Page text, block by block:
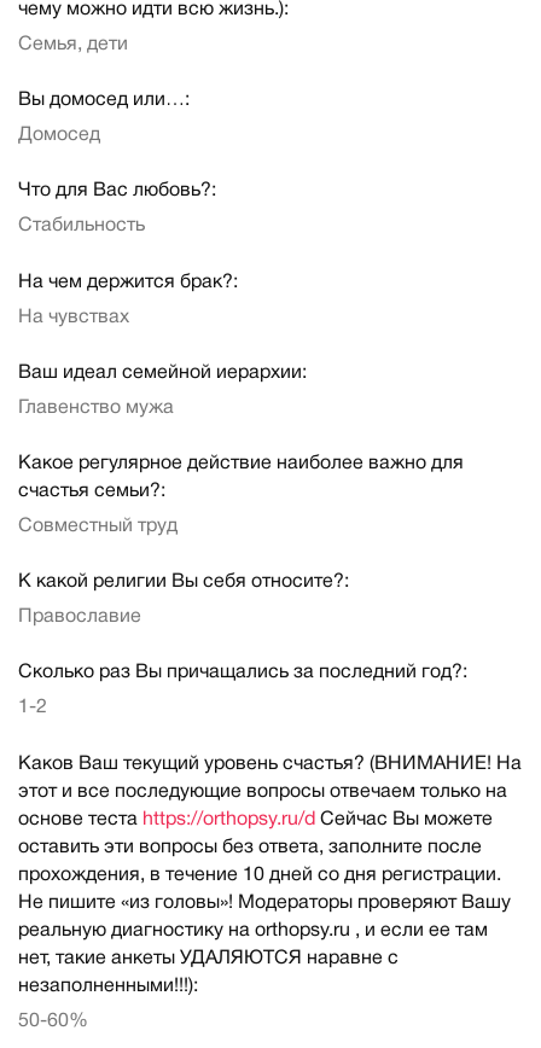
чему можно идти всю жизнь.):
Семья, дети
Вы домосед или…:
Домосед
Что для Вас любовь?:
Стабильность
На чем держится брак?:
На чувствах
Ваш идеал семейной иерархии:
Главенство мужа
Какое регулярное действие наиболее важно для
счастья семьи?:
Совместный труд
К какой религии Вы себя относите?:
Православие
Сколько раз Вы причащались за последний год?:
1-2
Каков Ваш текущий уровень счастья? (ВНИМАНИЕ! На
этот и все последующие вопросы отвечаем только на
основе теста https://orthopsy.ru/d Сейчас Вы можете
оставить эти вопросы без ответа, заполните после
прохождения, в течение 10 дней со дня регистрации.
Не пишите «из головы»! Модераторы проверяют Вашу
реальную диагностику на orthopsy.ru , и если ее там
нет, такие анкеты УДАЛЯЮТСЯ наравне с
незаполненными!!!):
50-60%